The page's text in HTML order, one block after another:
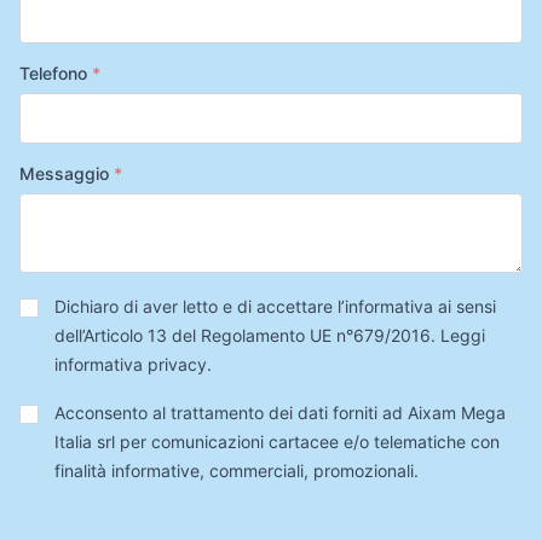
Telefono *
Messaggio *
Privacy*
Dichiaro di aver letto e di accettare l’informativa ai sensi
dell’Articolo 13 del Regolamento UE n°679/2016. Leggi
informativa privacy.
Trattamento
Dati
Acconsento al trattamento dei dati forniti ad Aixam Mega
Italia srl per comunicazioni cartacee e/o telematiche con
finalità informative, commerciali, promozionali.